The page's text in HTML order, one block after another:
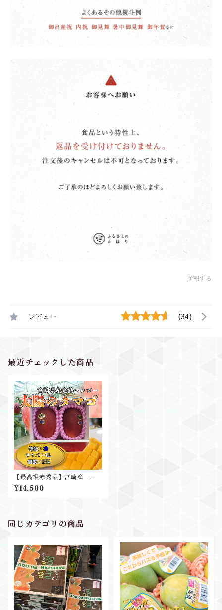
通報する
レビュー (34)
最近チェックした商品
【最高級赤秀品】宮崎産 太
陽のタマゴ 4L2玉 化粧箱
入 ギフト プレゼント 贈
¥14,500
同じカテゴリの商品